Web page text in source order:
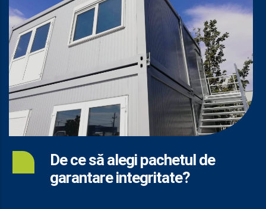
De ce să alegi pachetul de
garantare integritate?